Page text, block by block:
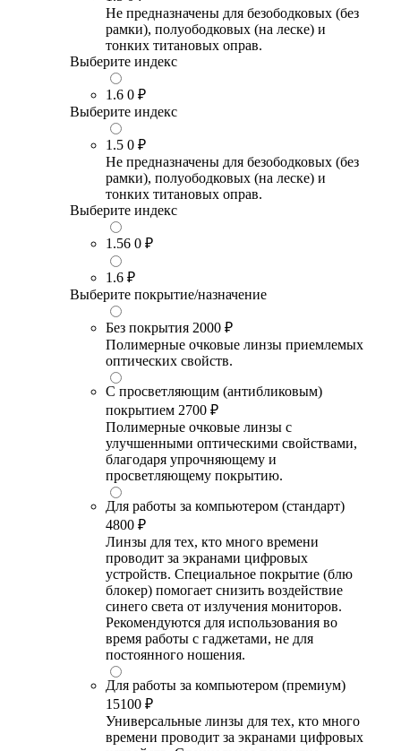
Не предназначены для безободковых (без
рамки), полуободковых (на леске) и
тонких титановых оправ.
Выберите индекс
1.6 0 ₽
Выберите индекс
1.5 0 ₽
Не предназначены для безободковых (без
рамки), полуободковых (на леске) и
тонких титановых оправ.
Выберите индекс
1.56 0 ₽
1.6 ₽
Выберите покрытие/назначение
Без покрытия 2000 ₽
Полимерные очковые линзы приемлемых
оптических свойств.
С просветляющим (антибликовым)
покрытием 2700 ₽
Полимерные очковые линзы с
улучшенными оптическими свойствами,
благодаря упрочняющему и
просветляющему покрытию.
Для работы за компьютером (стандарт)
4800 ₽
Линзы для тех, кто много времени
проводит за экранами цифровых
устройств. Специальное покрытие (блю
блокер) помогает снизить воздействие
синего света от излучения мониторов.
Рекомендуются для использования во
время работы с гаджетами, не для
постоянного ношения.
Для работы за компьютером (премиум)
15100 ₽
Универсальные линзы для тех, кто много
времени проводит за экранами цифровых